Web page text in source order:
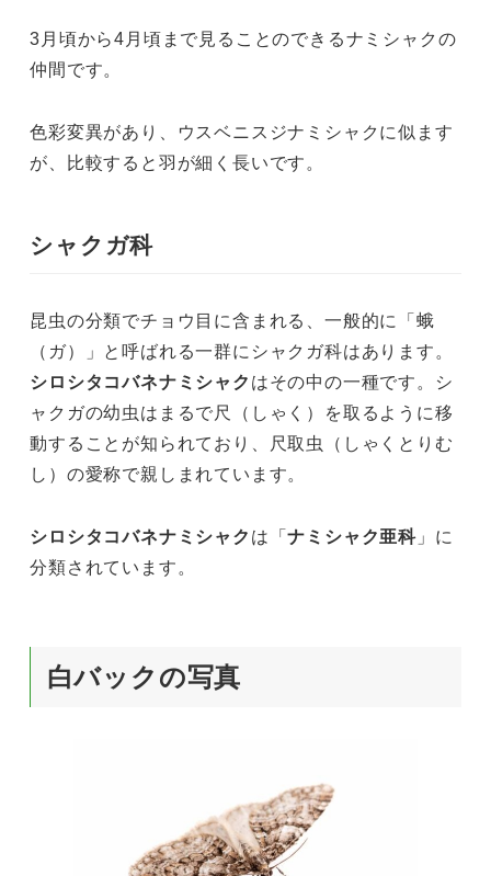
3月頃から4月頃まで見ることのできるナミシャクの
仲間です。
色彩変異があり、ウスベニスジナミシャクに似ます
が、比較すると羽が細く長いです。
シャクガ科
昆虫の分類でチョウ目に含まれる、一般的に「蛾
（ガ）」と呼ばれる一群にシャクガ科はあります。
シロシタコバネナミシャク はその中の一種です。シ
ャクガの幼虫はまるで尺（しゃく）を取るように移
動することが知られており、尺取虫（しゃくとりむ
し）の愛称で親しまれています。
シロシタコバネナミシャク は「ナミシャク亜科 」に
分類されています。
白バックの写真